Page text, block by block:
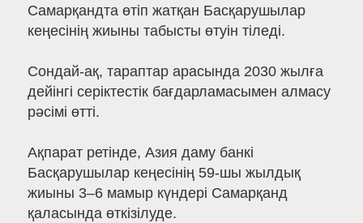
Самарқандта өтіп жатқан Басқарушылар
кеңесінің жиыны табысты өтуін тіледі.
Сондай-ақ, тараптар арасында 2030 жылға
дейінгі серіктестік бағдарламасымен алмасу
рәсімі өтті.
Ақпарат ретінде, Азия даму банкі
Басқарушылар кеңесінің 59-шы жылдық
жиыны 3–6 мамыр күндері Самарқанд
қаласында өткізілуде.